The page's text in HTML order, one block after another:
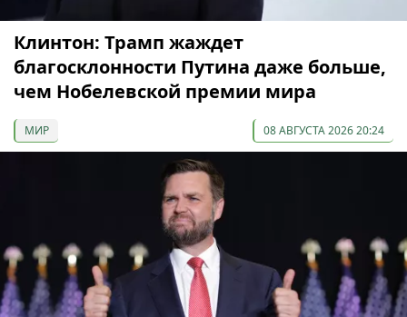
Клинтон: Трамп жаждет
благосклонности Путина даже больше,
чем Нобелевской премии мира
МИР 08 АВГУСТА 2026 20:24